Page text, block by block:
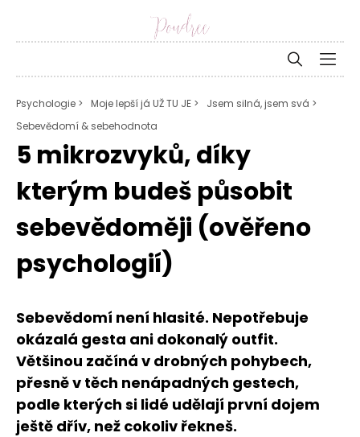
Psychologie > Moje lepší já UŽ TU JE >
Jsem silná, jsem svá >
Sebevědomí & sebehodnota
5 mikrozvyků, díky
kterým budeš působit
sebevědoměji (ověřeno
psychologií)
Sebevědomí není hlasité. Nepotřebuje
okázalá gesta ani dokonalý outfit.
Většinou začíná v drobných pohybech,
přesně v těch nenápadných gestech,
podle kterých si lidé udělají první dojem
ještě dřív, než cokoliv řekneš.